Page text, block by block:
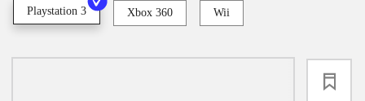
Playstation 3 Xbox 360 Wii